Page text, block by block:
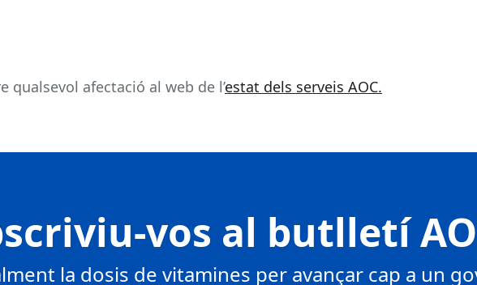
afectació al web de l’estat dels serveis AOC.
vos al butlletí
la dosis de vitamines per avançar cap a un